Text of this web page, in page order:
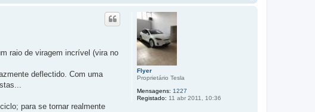
Flyer
Proprietário Tesla
Mensagens: 1227
Registado: 11 abr 2011, 10:36
raio de viragem incrível (vira no
deflectido. Com uma
para se tornar realmente